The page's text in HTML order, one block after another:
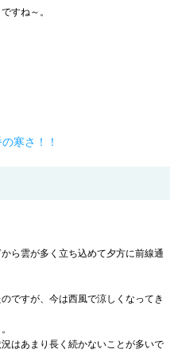
すね～。
寒さ！！
ら雲が多く立ち込めて夕方に前線通
ですが、今は西風で涼しくなってき
はあまり長く続かないことが多いで